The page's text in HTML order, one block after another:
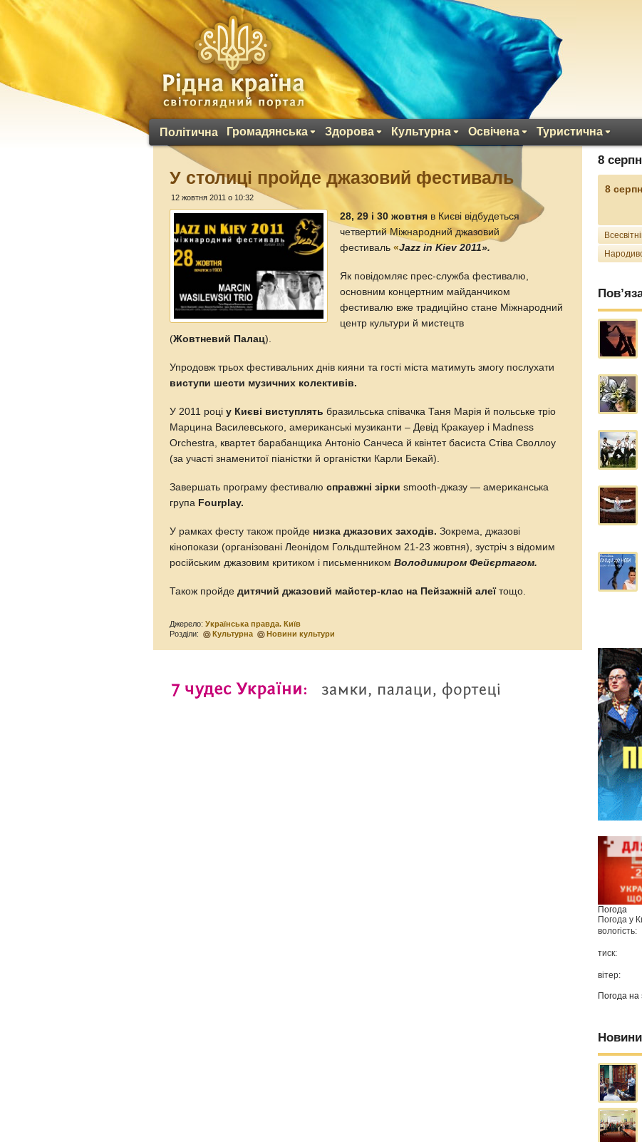
Політична Громадянська Здорова Культурна Освічена Туристична
У столиці пройде джазовий фестиваль
12 жовтня 2011 о 10:32
28, 29 і 30 жовтня в Києві відбудеться
четвертий Міжнародний джазовий
фестиваль«Jazz in Kiev 2011».
Як повідомляє прес-служба фестивалю,
основним концертним майданчиком
фестивалю вже традиційно стане Міжнародний
центр культури й мистецтв
(Жовтневий Палац).
Упродовж трьох фестивальних днів кияни та гості міста матимуть змогу послухати
виступи шести музичних колективів.
У 2011 роціу Києві виступлять бразильська співачка Таня Марія й польське тріо
Марцина Василевського, американські музиканти – Девід Кракауер і Madness
Orchestra, квартет барабанщика Антоніо Санчеса й квінтет басиста Стіва Своллоу
(за участі знаменитої піаністки й органістки Карли Бекай).
Завершать програму фестивалюсправжні зірки smooth-джазу — американська
група Fourplay.
У рамках фесту також пройде низка джазових заходів. Зокрема, джазові
кінопокази (організовані Леонідом Гольдштейном 21-23 жовтня), зустріч з відомим
російським джазовим критиком і письменником Володимиром Фейєртагом.
Також пройдедитячий джазовий майстер-клас на Пейзажній алеїтощо.
Джерело:Українська правда. Київ
Розділи:
Культурна Новини культури
8
8
Погода
Погода у
вологість:
тиск:
вітер:
Погода на
Новини